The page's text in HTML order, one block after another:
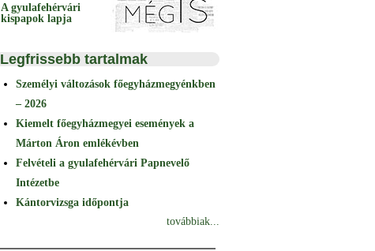
A gyulafehérvári
kispapok lapja
Legfrissebb tartalmak
Személyi változások főegyházmegyénkben
– 2026
Kiemelt főegyházmegyei események a
Márton Áron emlékévben
Felvételi a gyulafehérvári Papnevelő
Intézetbe
Kántorvizsga időpontja
továbbiak...